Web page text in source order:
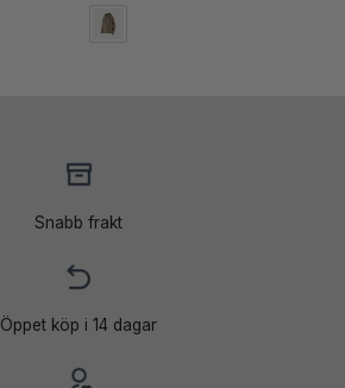
Snabb frakt
Öppet köp i 14 dagar